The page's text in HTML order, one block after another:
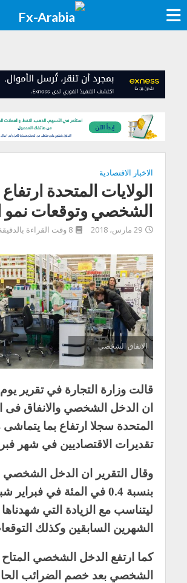
الاخبار الاقتصادية
الولايات المتحدة
الشخصي وتوقعات نمو
29 مارس، 2018 8 وقت القراءة بالدقيقة
الانفاق الشخصي
قالت وزارة التجارة في تقرير
ان الدخل الشخصي والانفاق فى
المتحدة سجلا ارتفاع بما
تقديرات الاقتصاديين في شهر
وقال التقرير ان الدخل الشخصي
بنسبة 0.4 في المئة في فبراير
ليتناسب مع الزيادة التي
الشهرين السابقين وكذلك
كما ارتفع الدخل الشخصي المتاح
الشخصي بعد خصم الضرائب